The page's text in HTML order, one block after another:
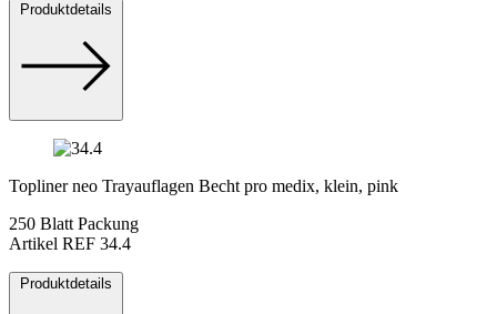
Produktdetails
Topliner neo Trayauflagen Becht pro medix, klein, pink
250 Blatt Packung
Artikel REF 34.4
Produktdetails